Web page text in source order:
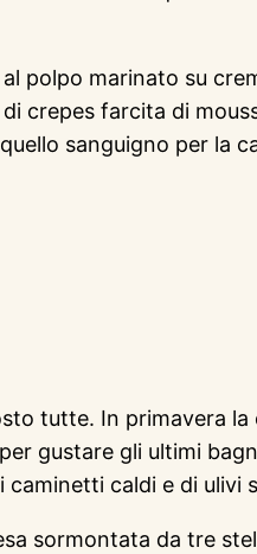
polpo marinato su
crepes farcita di
sanguigno per
tutte. In primavera
gustare gli ultimi
caminetti caldi e di ulivi
sormontata da tre